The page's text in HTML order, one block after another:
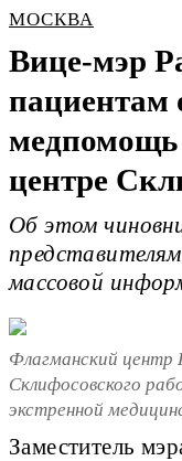
МОСКВА
Вице-мэр
пациентам
медпомощь
центре
Об этом
массовой
Флагманский
Склифосовского
экстренной
Заместитель